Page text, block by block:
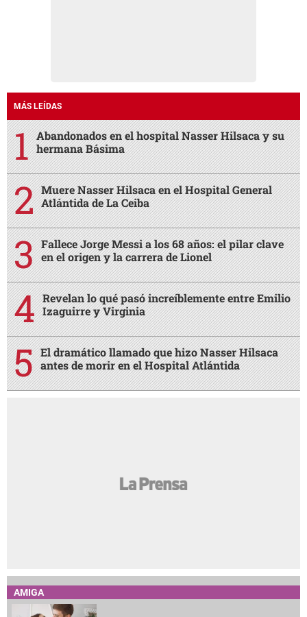
MÁS LEÍDAS
Abandonados en el hospital Nasser Hilsaca y su
hermana Básima
Muere Nasser Hilsaca en el Hospital General
Atlántida de La Ceiba
Fallece Jorge Messi a los 68 años: el pilar clave
en el origen y la carrera de Lionel
Revelan lo qué pasó increíblemente entre Emilio
Izaguirre y Virginia
El dramático llamado que hizo Nasser Hilsaca
antes de morir en el Hospital Atlántida
AMIGA